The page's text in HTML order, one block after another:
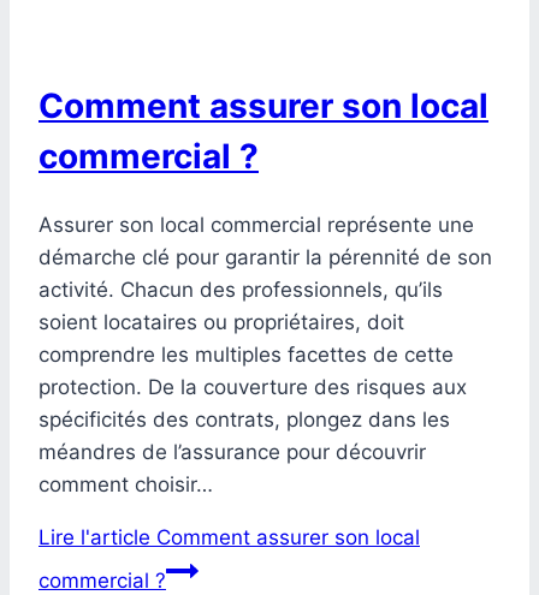
Comment assurer son local
commercial ?
Assurer son local commercial représente une
démarche clé pour garantir la pérennité de son
activité. Chacun des professionnels, qu’ils
soient locataires ou propriétaires, doit
comprendre les multiples facettes de cette
protection. De la couverture des risques aux
spécificités des contrats, plongez dans les
méandres de l’assurance pour découvrir
comment choisir…
Lire l'article Comment assurer son local
commercial ?